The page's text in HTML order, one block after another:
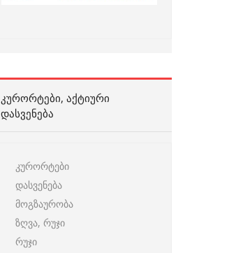
ᲙᲣᲠᲝᲠᲢᲔᲑᲘ, ᲐᲥᲢᲘᲣᲠᲘ
ᲓᲐᲡᲕᲔᲜᲔᲑᲐ
კურორტები
დასვენება
მოგზაურობა
ზღვა, რუჯი
რუჯი